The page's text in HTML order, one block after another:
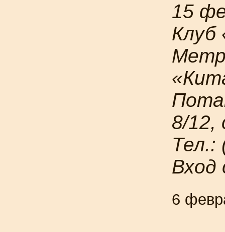
15
Клуб
«
8/12,
Тел.:
Вход
6